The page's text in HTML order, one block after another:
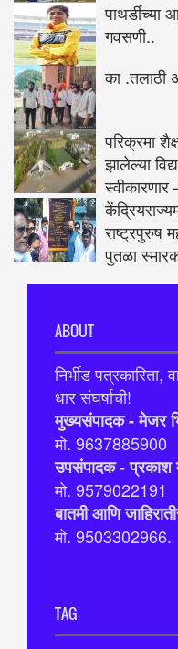
गवसणी..
का .तलाठी
परिक्रमा
झालेल्या
राष्ट्रपुरुष
पुतळा
ABOUT
निर्भीड पत्रकारिता,
धार संघर्षाची!
मुख्यसंपादक - मेजर
मो. 9637885900
उपसंपादक - प्रकाश
मो. 9579022191
बातमी आणि
मो. 9503302966.
TAG